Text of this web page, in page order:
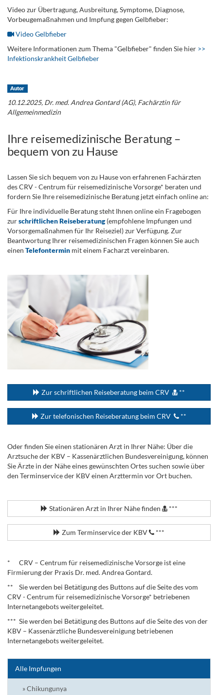
Video zur Übertragung, Ausbreitung, Symptome, Diagnose,
Vorbeugemaßnahmen und Impfung gegen Gelbfieber:
Video Gelbfieber
Weitere Informationen zum Thema "Gelbfieber" finden Sie hier >>
Infektionskrankheit Gelbfieber
Autor
10.12.2025, Dr. med. Andrea Gontard (AG), Fachärztin für
Allgemeinmedizin
Ihre reisemedizinische Beratung –
bequem von zu Hause
Lassen Sie sich bequem von zu Hause von erfahrenen Fachärzten
des CRV - Centrum für reisemedizinische Vorsorge* beraten und
fordern Sie Ihre reisemedizinische Beratung jetzt einfach online an:
Für Ihre individuelle Beratung steht Ihnen online ein Fragebogen
zurschriftlichen Reiseberatung(empfohlene Impfungen und
Vorsorgemaßnahmen für Ihr Reiseziel) zur Verfügung. Zur
Beantwortung Ihrer reisemedizinischen Fragen können Sie auch
einen Telefontermin mit einem Facharzt vereinbaren.
Zur schriftlichen Reiseberatung beim CRV **
Zur telefonischen Reiseberatung beim CRV **
Oder finden Sie einen stationären Arzt in Ihrer Nähe: Über die
Arztsuche der KBV – Kassenärztlichen Bundesvereinigung, können
Sie Ärzte in der Nähe eines gewünschten Ortes suchen sowie über
den Terminservice der KBV einen Arzttermin vor Ort buchen.
Stationären Arzt in Ihrer Nähe finden ***
Zum Terminservice der KBV ***
* CRV – Centrum für reisemedizinische Vorsorge ist eine
Firmierung der Praxis Dr. med. Andrea Gontard.
** Sie werden bei Betätigung des Buttons auf die Seite des vom
CRV - Centrum für reisemedizinische Vorsorge* betriebenen
Internetangebots weitergeleitet.
*** Sie werden bei Betätigung des Buttons auf die Seite des von der
KBV – Kassenärztliche Bundesvereinigung betriebenen
Internetangebots weitergeleitet.
Alle Impfungen
» Chikungunya